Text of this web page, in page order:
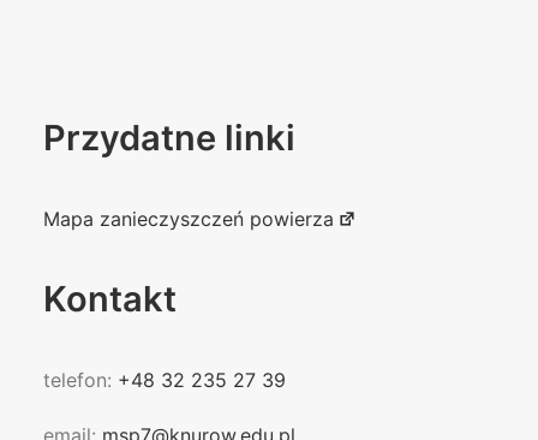
Przydatne linki
Mapa zanieczyszczeń powierza
Kontakt
telefon: +48 32 235 27 39
email: msp7@knurow.edu.pl